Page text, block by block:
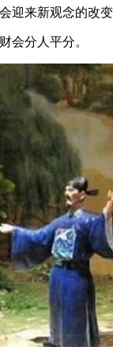
迎来新观念的改
会分人平分。